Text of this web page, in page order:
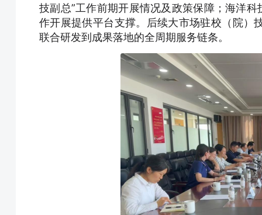
技副总”工作前期开展情况及政策保障；海洋
作开展提供平台支撑。后续大市场驻校（院）
联合研发到成果落地的全周期服务链条。